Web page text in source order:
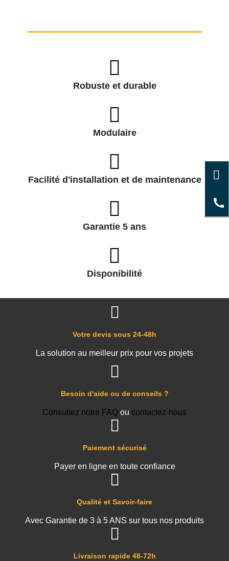
Robuste et durable
Modulaire
Facilité d'installation et de maintenance
Garantie 5 ans
Disponibilité
Livraison rapide 48-72h
Qualité et Savoir-faire
Avec Garantie de 3 à 5 ANS sur tous nos produits
Paiement sécurisé
Payer en ligne en toute confiance
Besoin d'aide ou de conseils ?
Consultez notre FAQ ou contactez-nous
Votre devis sous 24-48h
La solution au meilleur prix pour vos projets